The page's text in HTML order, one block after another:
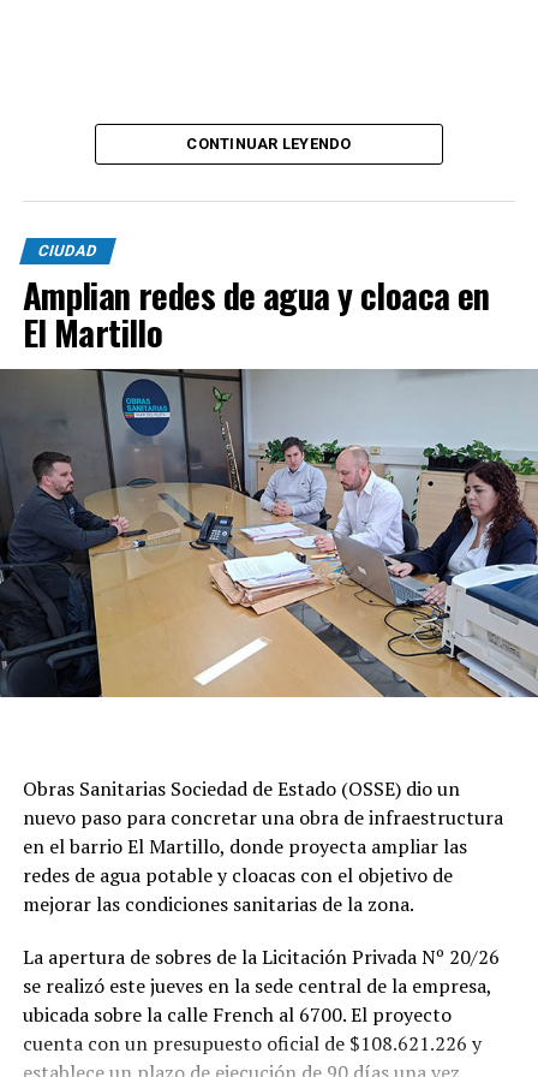
CONTINUAR LEYENDO
CIUDAD
Amplian redes de agua y cloaca en
El Martillo
Obras Sanitarias Sociedad de Estado (OSSE) dio un
nuevo paso para concretar una obra de infraestructura
en el barrio El Martillo, donde proyecta ampliar las
redes de agua potable y cloacas con el objetivo de
mejorar las condiciones sanitarias de la zona.
La apertura de sobres de la Licitación Privada Nº 20/26
se realizó este jueves en la sede central de la empresa,
ubicada sobre la calle French al 6700. El proyecto
cuenta con un presupuesto oficial de $108.621.226 y